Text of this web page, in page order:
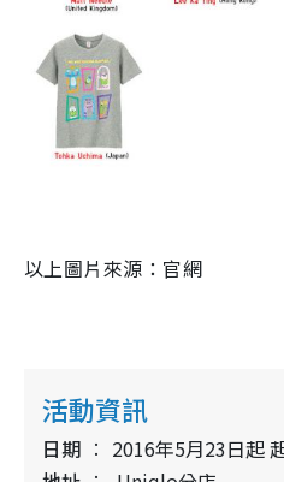
以上圖片來源：官網
活動資訊
日期
2016年5月23日起